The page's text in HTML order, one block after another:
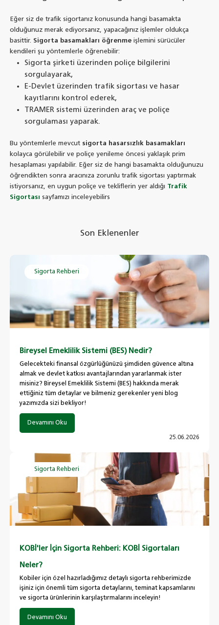
Eğer siz de trafik sigortanız konusunda hangi basamakta
olduğunuz merak ediyorsanız, yapacağınız işlemler oldukça
basittir. Sigorta basamakları öğrenme işlemini sürücüler
kendileri şu yöntemlerle öğrenebilir:
Sigorta şirketi üzerinden poliçe bilgilerini
sorgulayarak,
E-Devlet üzerinden trafik sigortası ve hasar
kayıtlarını kontrol ederek,
TRAMER sistemi üzerinden araç ve poliçe
sorgulaması yaparak.
Bu yöntemlerle mevcut sigorta hasarsızlık basamakları
kolayca görülebilir ve poliçe yenileme öncesi yaklaşık prim
hesaplaması yapılabilir. Eğer siz de hangi basamakta olduğunuzu
öğrendikten sonra aracınıza zorunlu trafik sigortası yaptırmak
istiyorsanız, en uygun poliçe ve tekliflerin yer aldığı Trafik
Sigortası sayfamızı inceleyebilirs
Son Eklenenler
Sigorta Rehberi
Bireysel Emeklilik Sistemi (BES) Nedir?
Gelecekteki finansal özgürlüğünüzü şimdiden güvence altına
almak ve devlet katkısı avantajlarından yararlanmak ister
misiniz? Bireysel Emeklilik Sistemi (BES) hakkında merak
ettiğiniz tüm detaylar ve bilmeniz gerekenler yeni blog
yazımızda sizi bekliyor!
Devamını Oku
25.06.2026
Sigorta Rehberi
KOBİ'ler İçin Sigorta Rehberi: KOBİ Sigortaları
Neler?
Kobiler için özel hazırladığımız detaylı sigorta rehberimizde
işiniz için önemli tüm sigorta detaylarını, teminat kapsamlarını
ve sigorta ürünlerinin karşılaştırmalarını inceleyin!
Devamını Oku